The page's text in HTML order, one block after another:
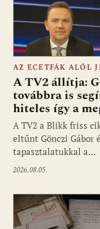
Fotó: media1.hu
AZ ECETFÁK ALÓL
A TV2 állítja:
továbbra is
hiteles így a
A TV2 a Blikk friss
eltűnt Gönczi Gábor
tapasztalatukkal a…
2026.08.05.